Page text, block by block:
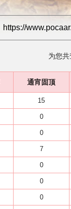
为您
通宵固顶
15
0
0
7
0
0
0